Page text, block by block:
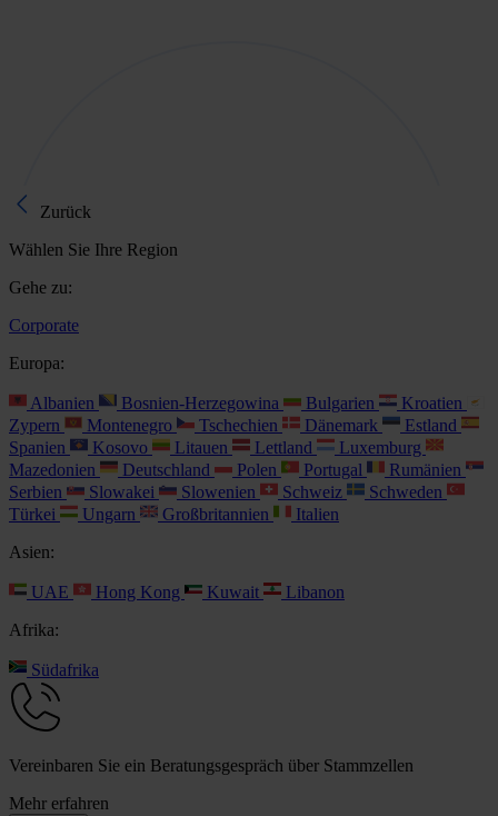
Zurück
Wählen Sie Ihre Region
Gehe zu:
Corporate
Europa:
Albanien Bosnien-Herzegowina Bulgarien
Kroatien
Zypern
Montenegro Tschechien Dänemark
Estland
Spanien
Kosovo Litauen Lettland
Luxemburg
Mazedonien
Deutschland Polen Portugal
Rumänien
Serbien
Slowakei Slowenien Schweiz
Schweden
Türkei
Ungarn Großbritannien
Italien
Asien:
UAE Hong Kong Kuwait
Libanon
Afrika:
Südafrika
Vereinbaren Sie ein Beratungsgespräch über Stammzellen
Mehr erfahren